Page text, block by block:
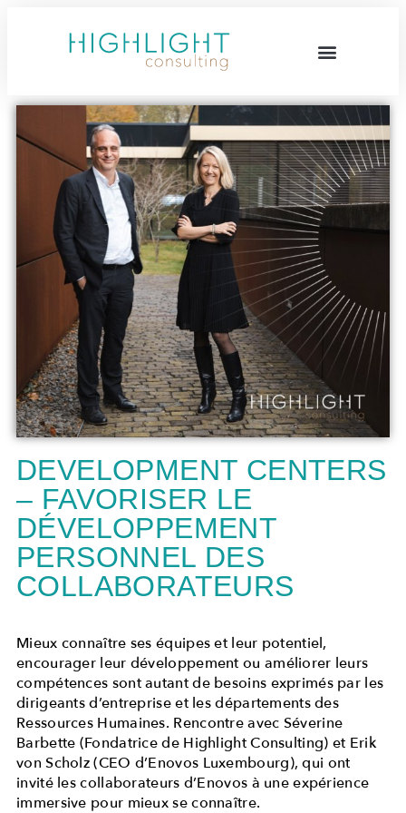
DEVELOPMENT CENTERS
– FAVORISER LE
DÉVELOPPEMENT
PERSONNEL DES
COLLABORATEURS
Mieux connaître ses équipes et leur potentiel,
encourager leur développement ou améliorer leurs
compétences sont autant de besoins exprimés par les
dirigeants d’entreprise et les départements des
Ressources Humaines. Rencontre avec Séverine
Barbette (Fondatrice de Highlight Consulting) et Erik
von Scholz (CEO d’Enovos Luxembourg), qui ont
invité les collaborateurs d’Enovos à une expérience
immersive pour mieux se connaître.